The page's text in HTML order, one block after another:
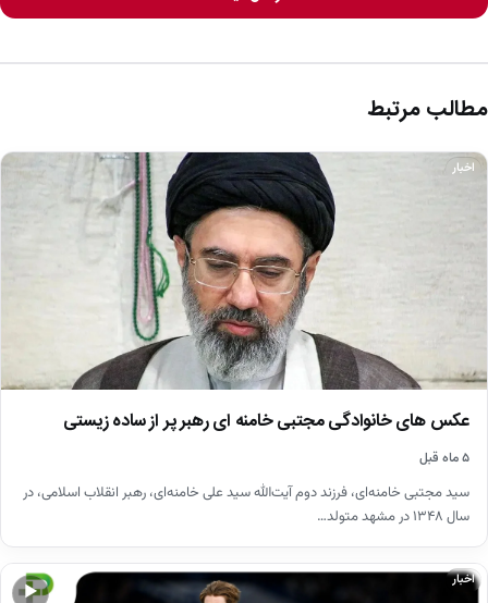
مطالب مرتبط
اخبار
عکس های خانوادگی مجتبی خامنه ای رهبر پر از ساده زیستی
۵ ماه قبل
سید مجتبی خامنه‌ای، فرزند دوم آیت‌الله سید علی خامنه‌ای، رهبر انقلاب اسلامی، در
سال ۱۳۴۸ در مشهد متولد…
▶
اخبار